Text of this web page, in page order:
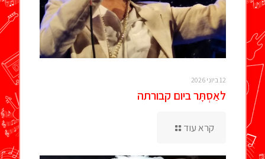
12 ביוני 2026
לאַסְתָּר ביום קבורתה
קרא עוד